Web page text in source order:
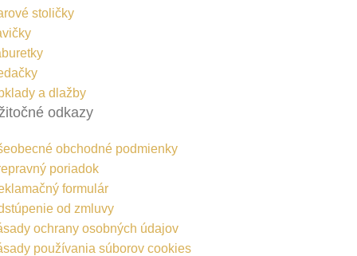
stoličky
a dlažby
odkazy
obchodné podmienky
poriadok
formulár
od zmluvy
ochrany osobných údajov
používania súborov cookies